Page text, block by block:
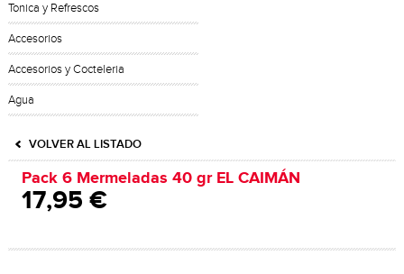
Tonica y Refrescos
Accesorios
Accesorios y Cocteleria
Agua
VOLVER AL LISTADO
Pack 6 Mermeladas 40 gr EL CAIMÁN
17,95 €